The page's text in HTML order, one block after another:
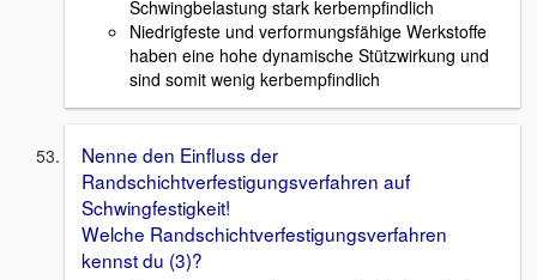
Schwingbelastung stark kerbempfindlich
Niedrigfeste und verformungsfähige Werkstoffe
haben eine hohe dynamische Stützwirkung und
sind somit wenig kerbempfindlich
Nenne den Einfluss der
Randschichtverfestigungsverfahren auf
Schwingfestigkeit!
Welche Randschichtverfestigungsverfahren
kennst du (3)?